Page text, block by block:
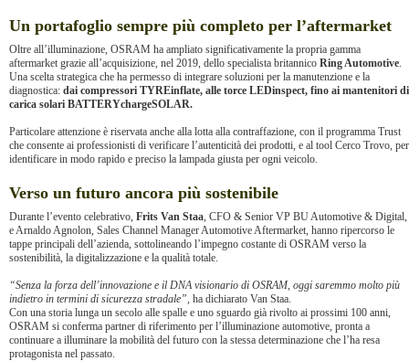
Un portafoglio sempre più completo per l’aftermarket
Oltre all’illuminazione, OSRAM ha ampliato significativamente la propria gamma
aftermarket grazie all’acquisizione, nel 2019, dello specialista britannico Ring Automotive.
Una scelta strategica che ha permesso di integrare soluzioni per la manutenzione e la
diagnostica: dai compressori TYREinflate, alle torce LEDinspect, fino ai mantenitori di
carica solari BATTERYchargeSOLAR.
Particolare attenzione è riservata anche alla lotta alla contraffazione, con il programma Trust
che consente ai professionisti di verificare l’autenticità dei prodotti, e al tool Cerco Trovo, per
identificare in modo rapido e preciso la lampada giusta per ogni veicolo.
Verso un futuro ancora più sostenibile
Durante l’evento celebrativo, Frits Van Staa, CFO & Senior VP BU Automotive & Digital,
e Arnaldo Agnolon, Sales Channel Manager Automotive Aftermarket, hanno ripercorso le
tappe principali dell’azienda, sottolineando l’impegno costante di OSRAM verso la
sostenibilità, la digitalizzazione e la qualità totale.
“Senza la forza dell’innovazione e il DNA visionario di OSRAM, oggi saremmo molto più
indietro in termini di sicurezza stradale”, ha dichiarato Van Staa.
Con una storia lunga un secolo alle spalle e uno sguardo già rivolto ai prossimi 100 anni,
OSRAM si conferma partner di riferimento per l’illuminazione automotive, pronta a
continuare a illuminare la mobilità del futuro con la stessa determinazione che l’ha resa
protagonista nel passato.